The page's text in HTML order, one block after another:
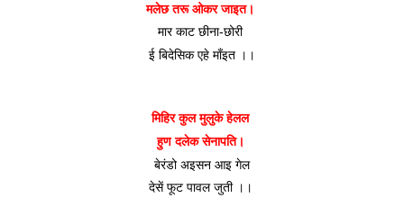
मलेछ तरू ओकर जाइत।
मार काट छीना-छोरी
ई बिदेसिक एहे माँइत ।।
मिहिर कुल मुलुके हेलल
हुण दलेक सेनापति।
बेरंडो अइसन आइ गेल
देसें फूट पावल जुती ।।